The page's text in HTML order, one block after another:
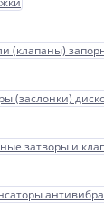
(клапаны)
(заслонки)
затворы и